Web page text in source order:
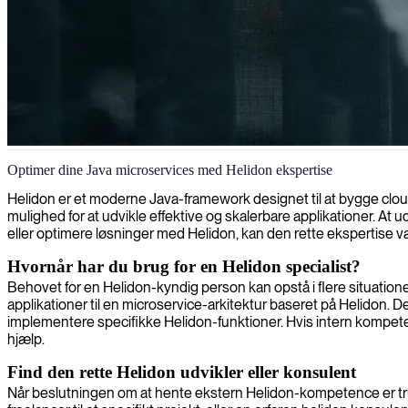
Helidon-udvikler
Optimer dine Java microservices med Helidon ekspertise
Helidon er et moderne Java-framework designet til at bygge
mulighed for at udvikle effektive og skalerbare applikationer.
eller optimere løsninger med Helidon, kan den rette ekspertise
Hvornår har du brug for en Helidon specialist?
Behovet for en Helidon-kyndig person kan opstå i flere
applikationer til en microservice-arkitektur baseret på Helidon.
implementere specifikke Helidon-funktioner. Hvis intern
hjælp.
Find den rette Helidon udvikler eller konsulent
Når beslutningen om at hente ekstern Helidon-kompetence er